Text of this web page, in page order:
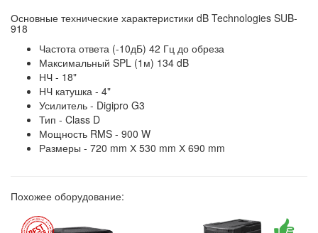
Основные технические характеристики dB Technologies SUB-
918
Частота ответа (-10дБ) 42 Гц до обреза
Максимальный SPL (1м) 134 dB
НЧ - 18"
НЧ катушка - 4"
Усилитель - Digipro G3
Тип - Class D
Мощность RMS - 900 W
Размеры - 720 mm Х 530 mm Х 690 mm
Похожее оборудование: